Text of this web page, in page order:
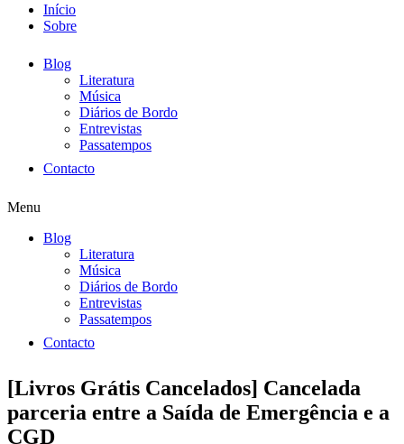
Início
Sobre
Blog
Literatura
Música
Diários de Bordo
Entrevistas
Passatempos
Contacto
Menu
Blog
Literatura
Música
Diários de Bordo
Entrevistas
Passatempos
Contacto
[Livros Grátis Cancelados] Cancelada
parceria entre a Saída de Emergência e a
CGD